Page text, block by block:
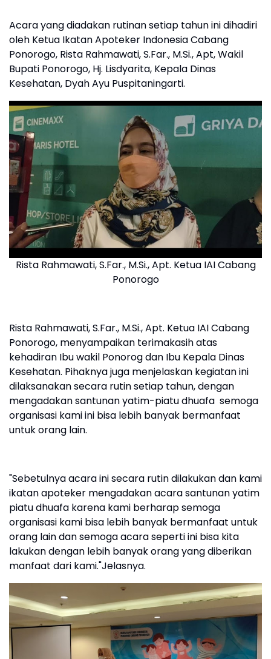
Acara yang diadakan rutinan setiap tahun ini dihadiri
oleh Ketua Ikatan Apoteker Indonesia Cabang
Ponorogo, Rista Rahmawati, S.Far., M.Si., Apt, Wakil
Bupati Ponorogo, Hj. Lisdyarita, Kepala Dinas
Kesehatan, Dyah Ayu Puspitaningarti.
Rista Rahmawati, S.Far., M.Si., Apt. Ketua IAI Cabang
Ponorogo
Rista Rahmawati, S.Far., M.Si., Apt. Ketua IAI Cabang
Ponorogo, menyampaikan terimakasih atas
kehadiran Ibu wakil Ponorog dan Ibu Kepala Dinas
Kesehatan. Pihaknya juga menjelaskan kegiatan ini
dilaksanakan secara rutin setiap tahun, dengan
mengadakan santunan yatim-piatu dhuafa semoga
organisasi kami ini bisa lebih banyak bermanfaat
untuk orang lain.
"Sebetulnya acara ini secara rutin dilakukan dan kami
ikatan apoteker mengadakan acara santunan yatim
piatu dhuafa karena kami berharap semoga
organisasi kami bisa lebih banyak bermanfaat untuk
orang lain dan semoga acara seperti ini bisa kita
lakukan dengan lebih banyak orang yang diberikan
manfaat dari kami."Jelasnya.